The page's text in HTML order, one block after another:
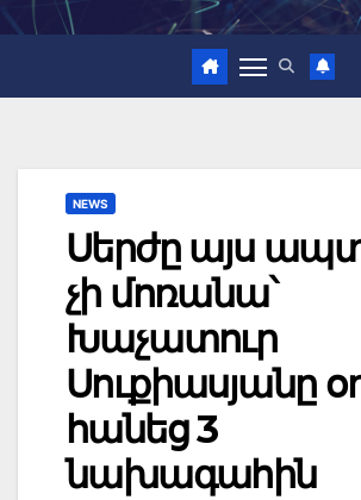
NEWS
Սերժը այս
չի մոռանա՝
Խաչատուր
Սուքիասյանը
հանեց 3
նախագահին